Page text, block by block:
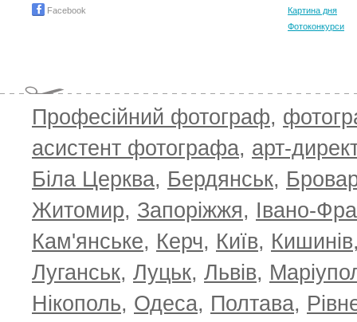
Facebook
Картина дня
Фотоконкурси
Професійний фотограф,
асистент фотографа, арт-
Біла Церква, Бердянськ,
Житомир, Запоріжжя, Івано-
Кам'янське, Керч, Київ, Кишинів
Луганськ, Луцьк, Львів,
Нікополь, Одеса, Полтава,